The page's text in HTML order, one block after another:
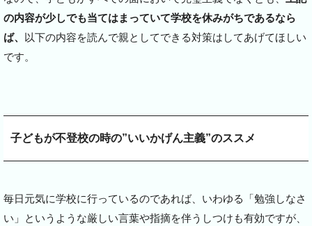
の内容が少しでも当てはまっていて学校を休みがちであるなら
ば、
以下の内容を読んで親としてできる対策はしてあげてほしい
です。
子どもが不登校の時の”いいかげん主義”のススメ
毎日元気に学校に行っているのであれば、いわゆる「勉強しなさ
い」というような厳しい言葉や指摘を伴うしつけも有効ですが、